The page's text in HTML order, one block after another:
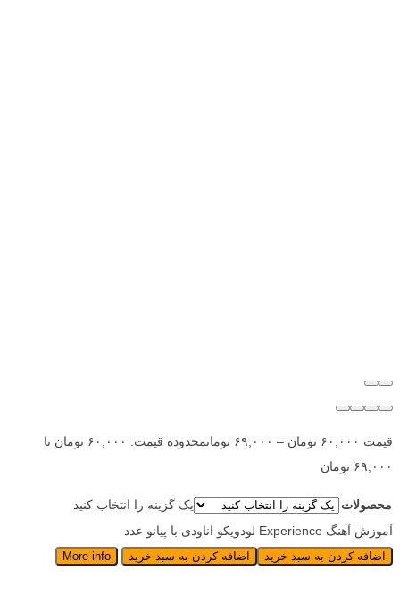
قیمت ۶۰,۰۰۰ تومان – ۶۹,۰۰۰ تومان
محدوده قیمت: ۶۰,۰۰۰ تومان تا
۶۹,۰۰۰ تومان
محصولات
یک گزینه را انتخاب کنید
آموزش آهنگ Experience لودویکو اناودی با پیانو عدد
اضافه کردن به سبد خرید اضافه کردن به سبد خرید More info